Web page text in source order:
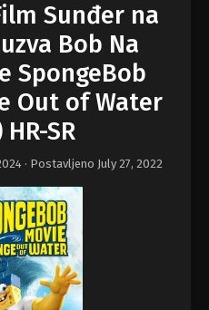
Sunđer na
Bob Na
SpongeBob
Out of Water
SR
· Postavljeno July 27, 2022